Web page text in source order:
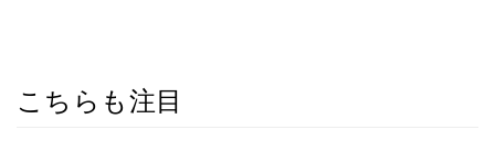
こちらも注目